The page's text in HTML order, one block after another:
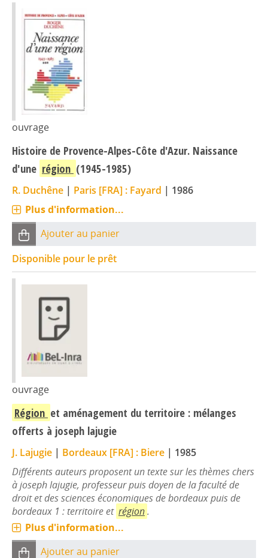
ouvrage
Histoire de Provence-Alpes-Côte d'Azur. Naissance
d'une région (1945-1985)
R. Duchêne | Paris [FRA] : Fayard | 1986
Plus d'information...
Ajouter au panier
Disponible pour le prêt
ouvrage
Région et aménagement du territoire : mélanges
offerts à joseph lajugie
J. Lajugie | Bordeaux [FRA] : Biere | 1985
Différents auteurs proposent un texte sur les thèmes chers
à joseph lajugie, professeur puis doyen de la faculté de
droit et des sciences économiques de bordeaux puis de
bordeaux 1 : territoire et région.
Plus d'information...
Ajouter au panier